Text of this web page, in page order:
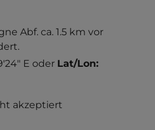
Abf. ca. 1.5 km vor
E oder Lat/Lon:
akzeptiert